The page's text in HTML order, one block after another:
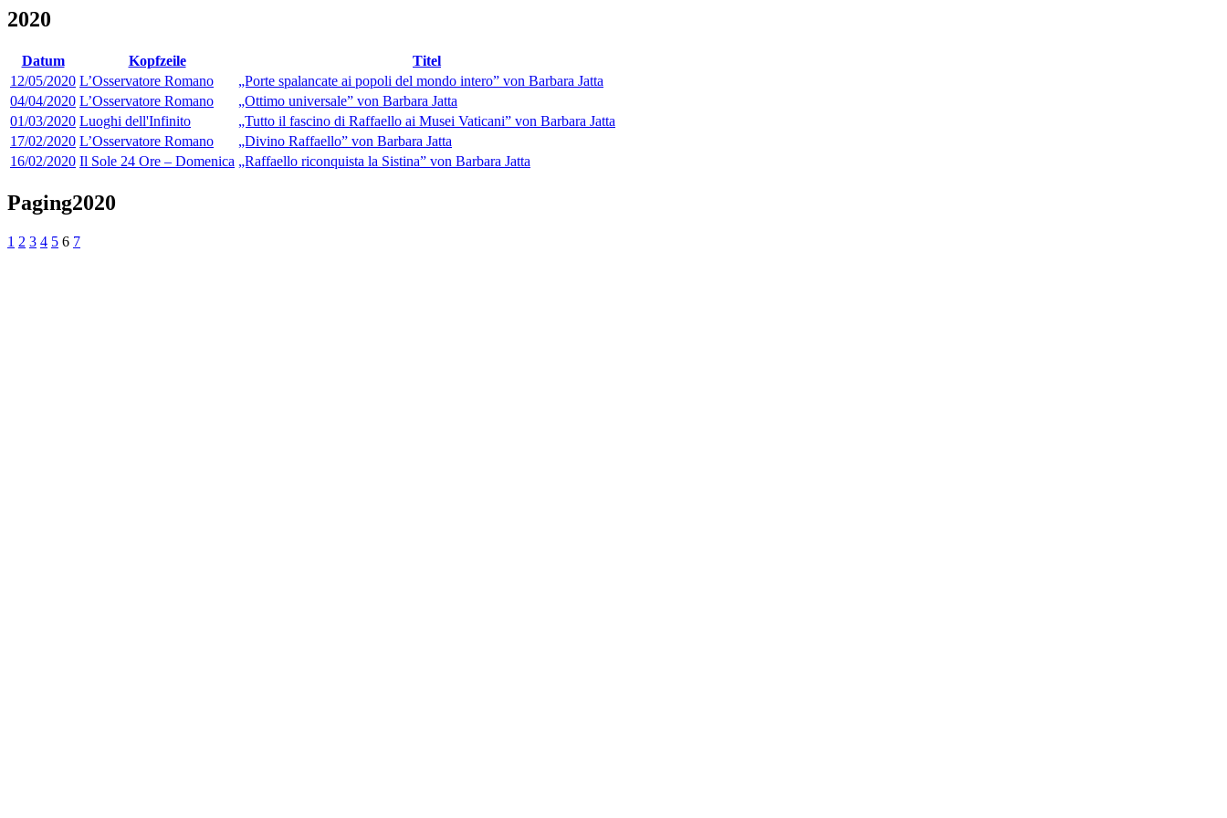
2020
Datum Kopfzeile
Titel
12/05/2020 L’Osservatore Romano
„Porte spalancate ai popoli del mondo intero” von Barbara Jatta
04/04/2020 L’Osservatore Romano
„Ottimo universale” von Barbara Jatta
01/03/2020 Luoghi dell'Infinito
„Tutto il fascino di Raffaello ai Musei Vaticani” von Barbara Jatta
17/02/2020 L’Osservatore Romano
„Divino Raffaello” von Barbara Jatta
16/02/2020 Il Sole 24 Ore – Domenica „Raffaello riconquista la Sistina” von Barbara Jatta
Paging2020
1 2 3 4 5 6 7